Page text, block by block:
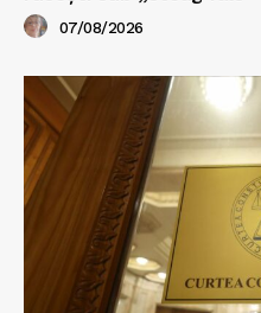
07/08/2026